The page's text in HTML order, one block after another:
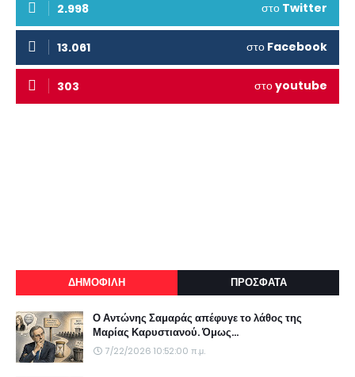
2.998 στο Twitter
13.061 στο Facebook
303 στοyoutube
ΔΗΜΟΦΙΛΗ ΠΡΟΣΦΑΤΑ
Ο Αντώνης Σαμαράς απέφυγε το λάθος της
Μαρίας Καρυστιανού. Όμως...
7/22/2026 10:52:00 π.μ.